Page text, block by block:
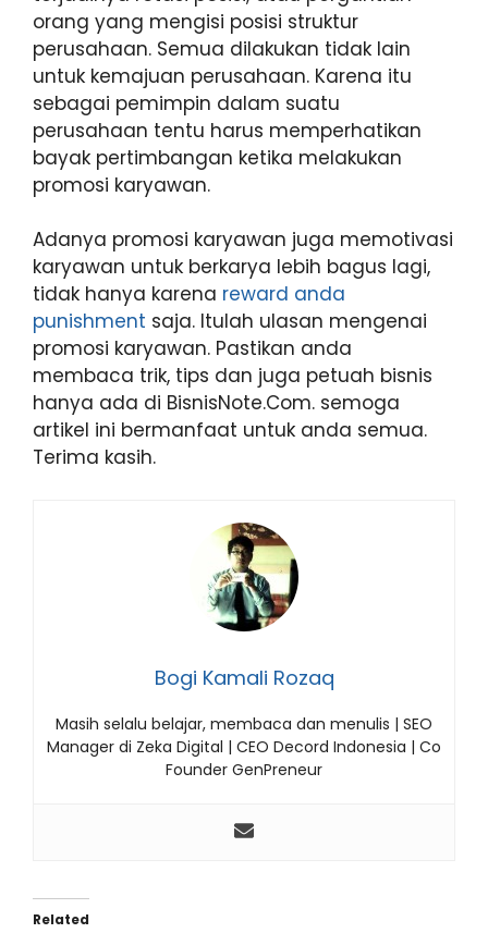
orang yang mengisi posisi struktur
perusahaan. Semua dilakukan tidak lain
untuk kemajuan perusahaan. Karena itu
sebagai pemimpin dalam suatu
perusahaan tentu harus memperhatikan
bayak pertimbangan ketika melakukan
promosi karyawan.
Adanya promosi karyawan juga memotivasi
karyawan untuk berkarya lebih bagus lagi,
tidak hanya karena reward anda
punishment saja. Itulah ulasan mengenai
promosi karyawan. Pastikan anda
membaca trik, tips dan juga petuah bisnis
hanya ada di BisnisNote.Com. semoga
artikel ini bermanfaat untuk anda semua.
Terima kasih.
Bogi Kamali Rozaq
Masih selalu belajar, membaca dan menulis | SEO
Manager di Zeka Digital | CEO Decord Indonesia | Co
Founder GenPreneur
Related